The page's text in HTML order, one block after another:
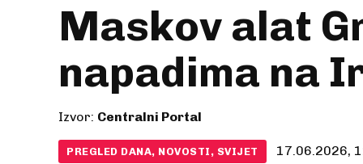
Maskov alat
napadima na
Izvor: Centralni Portal
PREGLED DANA, NOVOSTI, SVIJET 17.06.2026,